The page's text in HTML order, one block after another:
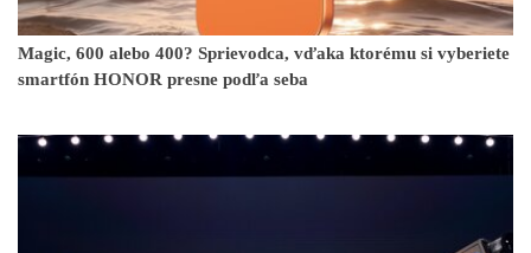
Magic, 600 alebo 400? Sprievodca, vďaka ktorému si vyberiete
smartfón HONOR presne podľa seba